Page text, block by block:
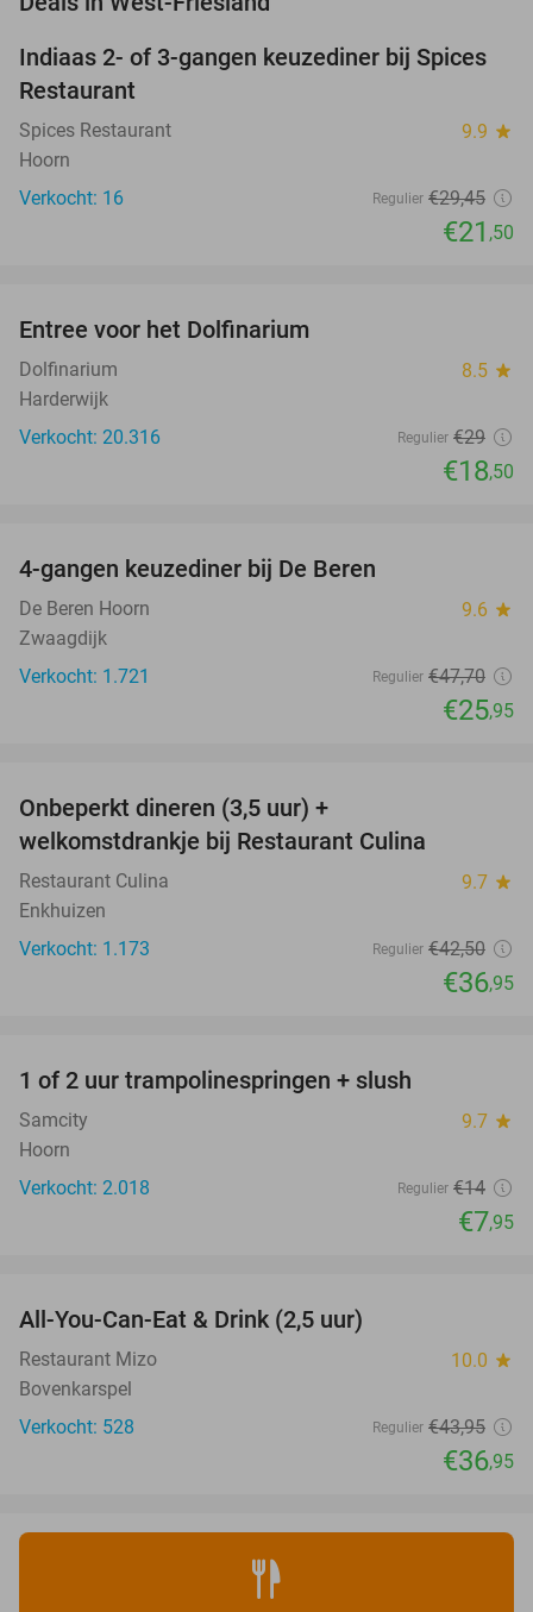
27%
TODAY
Indiaas 2- of 3-gangen keuzediner bij Spices
Restaurant
Spices Restaurant 9.9 star
Hoorn
Verkocht: 16
Regulier €29,45
€21 ,50
Entree voor het Dolfinarium
Dolfinarium 8.5 star
Harderwijk
Verkocht: 20.316
Regulier €29
€18,50
4-gangen keuzediner bij De Beren
De Beren Hoorn 9.6 star
Zwaagdijk
Verkocht: 1.721
Regulier €47,70
€25,95
Onbeperkt dineren (3,5 uur) +
welkomstdrankje bij Restaurant Culina
Restaurant Culina 9.7 star
Enkhuizen
Verkocht: 1.173
Regulier €42,50
€36,95
1 of 2 uur trampolinespringen + slush
Samcity 9.7 star
Hoorn
Verkocht: 2.018
Regulier €14
€7,95
All-You-Can-Eat & Drink (2,5 uur)
Restaurant Mizo 10.0 star
Bovenkarspel
Verkocht: 528
Regulier €43,95
€36,95